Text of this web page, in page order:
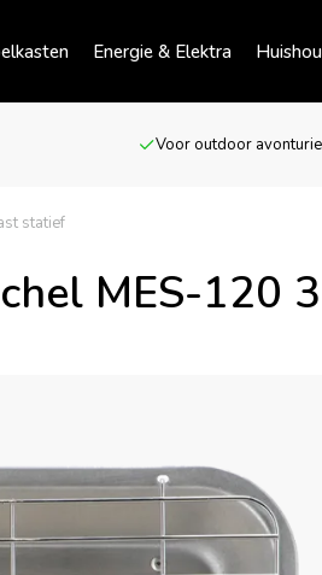
Energie & Elektra
Voor outdoor
statief
MES-120